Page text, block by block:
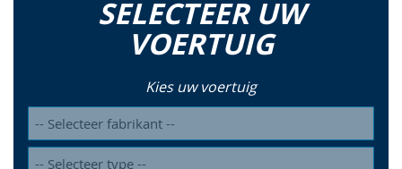
SELECTEER UW
VOERTUIG
Kies uw voertuig